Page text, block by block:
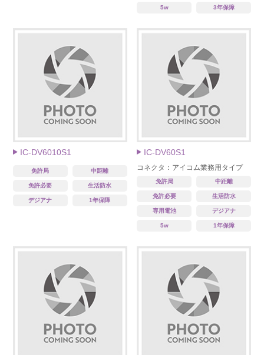
5w 3年保障
IC-DV6010S1
免許局 中距離
免許必要 生活防水
デジアナ 1年保障
IC-DV60S1
コネクタ：アイコム業務用タイプ
免許局 中距離
免許必要 生活防水
専用電池 デジアナ
5w 1年保障